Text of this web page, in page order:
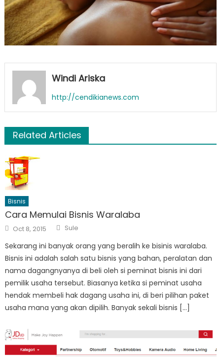
Windi Ariska
http://cendikianews.com
Related Articles
Bisnis
Cara Memulai Bisnis Waralaba
Posted
on
Oct 8, 2015 Author
Sule
Sekarang ini banyak orang yang beralih ke bisinis waralaba.
Bisnis ini adalah salah satu bisnis yang bahan, peralatan dan
nama dagangnyanya di beli oleh si peminat bisnis ini dari
pemilik usaha tersebut. Biasanya ketika si peminat usaha
hendak membeli hak dagang usaha ini, di beri pilihan paket
usaha mana yang akan dipilih. Banyak sekali bisnis […]